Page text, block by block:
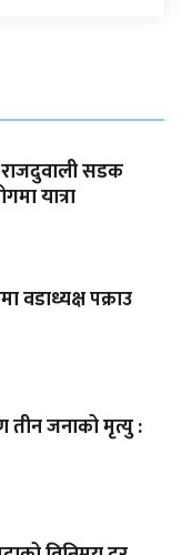
सडक
यात्रा
वडाध्यक्ष पक्राउ
जनाको मृत्यु :